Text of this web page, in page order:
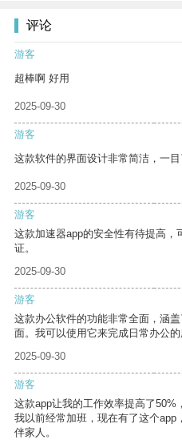
评论
游客
超棒啊 好用
2025-09-30
游客
这款软件的界面设计非常简洁，一目
2025-09-30
游客
这款加速器app的安全性有待提高
证。
2025-09-30
游客
这款办公软件的功能非常全面，涵
面。我可以使用它来完成日常办公的
2025-09-30
游客
这款app让我的工作效率提高了50%
我以前经常加班，现在有了这个
伴家人。